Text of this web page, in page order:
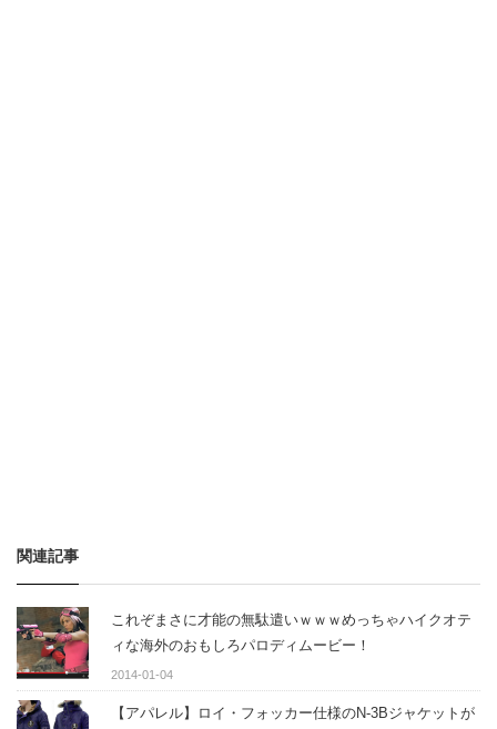
関連記事
これぞまさに才能の無駄遣いｗｗｗめっちゃハイクオテ
ィな海外のおもしろパロディムービー！
2014-01-04
【アパレル】ロイ・フォッカー仕様のN-3Bジャケットが